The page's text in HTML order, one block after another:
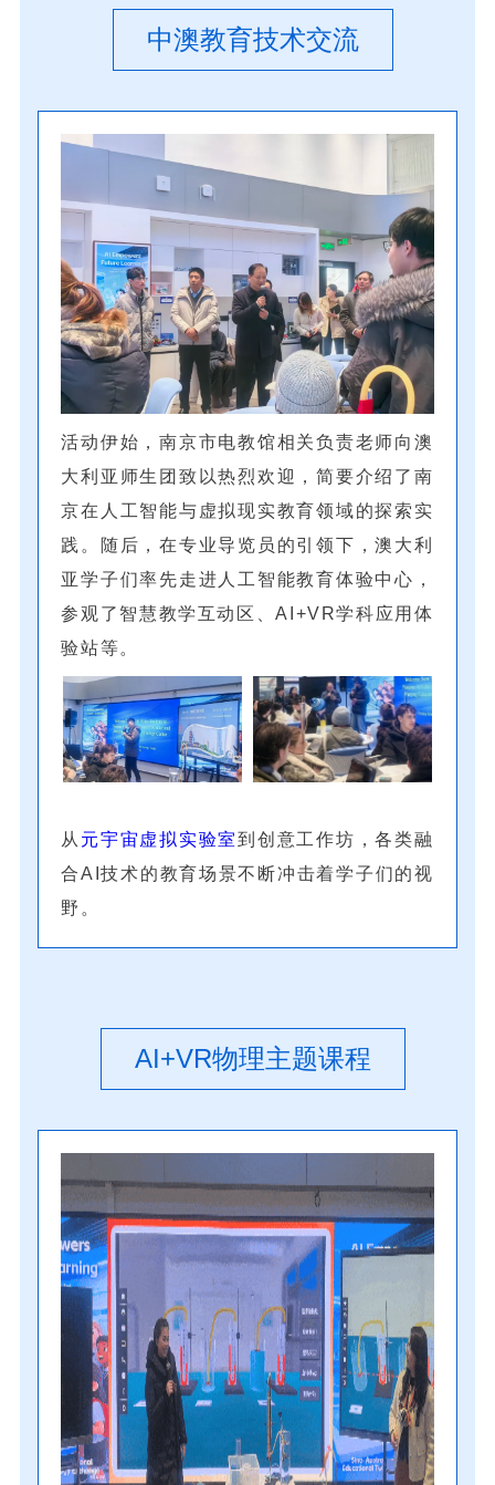
中澳教育技术交流
活动伊始，南京市电教馆相关负责老师向澳
大利亚师生团致以热烈欢迎，简要介绍了南
京在人工智能与虚拟现实教育领域的探索实
践。随后，在专业导览员的引领下，澳大利
亚学子们率先走进人工智能教育体验中心，
参观了智慧教学互动区、AI+VR学科应用体
验站等。
从 元宇宙虚拟实验室到创意工作坊，各类融
合AI技术的教育场景不断冲击着学子们的视
野。
AI+VR物理主题课程